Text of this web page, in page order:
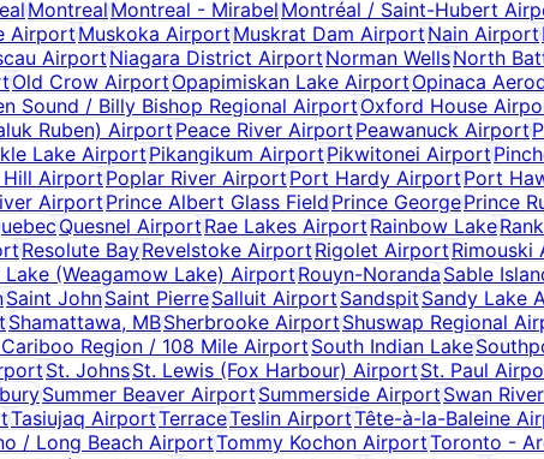
MontrealMontreal - MirabelMontréal / Saint-Hubert
AirportMuskoka AirportMuskrat Dam AirportNain Airport
AirportNiagara District AirportNorman WellsNorth
Old Crow AirportOpapimiskan Lake AirportOpinaca
Sound / Billy Bishop Regional AirportOxford House
Ruben) AirportPeace River AirportPeawanuck Airport
Lake AirportPikangikum AirportPikwitonei Airport
Hill AirportPoplar River AirportPort Hardy AirportPort
AirportPrince Albert Glass FieldPrince GeorgePrince
Quesnel AirportRae Lakes AirportRainbow Lake
Resolute BayRevelstoke AirportRigolet AirportRimouski
Lake (Weagamow Lake) AirportRouyn-NorandaSable
Saint JohnSaint PierreSalluit AirportSandspitSandy Lake
Shamattawa, MBSherbrooke AirportShuswap Regional
Region / 108 Mile AirportSouth Indian Lake
St. JohnsSt. Lewis (Fox Harbour) AirportSt. Paul
Summer Beaver AirportSummerside AirportSwan
Tasiujaq AirportTerraceTeslin AirportTête-à-la-Baleine
/ Long Beach AirportTommy Kochon AirportToronto -